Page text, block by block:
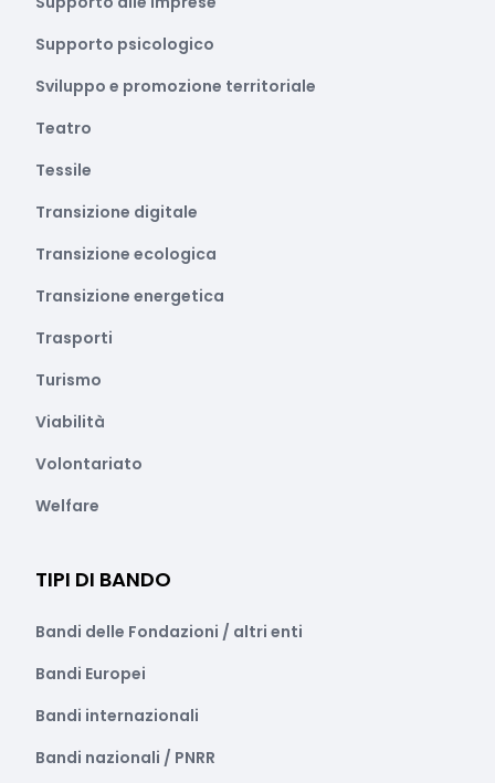
Supporto psicologico
Sviluppo e promozione territoriale
Teatro
Tessile
Transizione digitale
Transizione ecologica
Transizione energetica
Trasporti
Turismo
Viabilità
Volontariato
Welfare
TIPI DI BANDO
Bandi delle Fondazioni / altri enti
Bandi Europei
Bandi internazionali
Bandi nazionali / PNRR